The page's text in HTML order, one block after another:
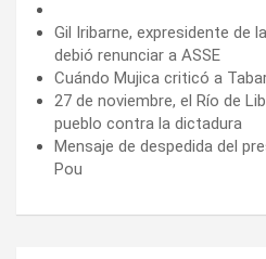
Gil Iribarne, expresidente de
debió renunciar a ASSE
Cuándo Mujica criticó a
27 de noviembre, el Río de
pueblo contra la dictadura
Mensaje de despedida del
Pou